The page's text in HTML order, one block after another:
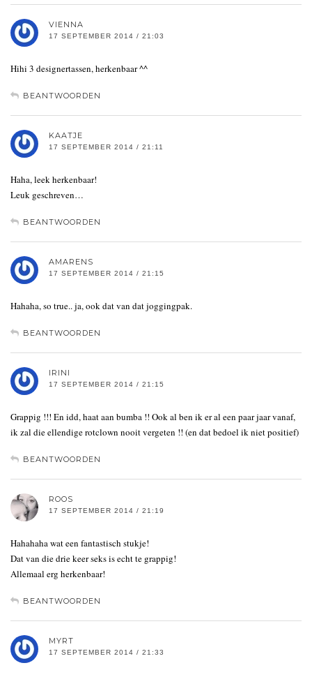
VIENNA
17 SEPTEMBER 2014 / 21:03
Hihi 3 designertassen, herkenbaar ^^
BEANTWOORDEN
KAATJE
17 SEPTEMBER 2014 / 21:11
Haha, leek herkenbaar!
Leuk geschreven…
BEANTWOORDEN
AMARENS
17 SEPTEMBER 2014 / 21:15
Hahaha, so true.. ja, ook dat van dat joggingpak.
BEANTWOORDEN
IRINI
17 SEPTEMBER 2014 / 21:15
Grappig !!! En idd, haat aan bumba !! Ook al ben ik er al een paar jaar vanaf,
ik zal die ellendige rotclown nooit vergeten !! (en dat bedoel ik niet positief)
BEANTWOORDEN
ROOS
17 SEPTEMBER 2014 / 21:19
Hahahaha wat een fantastisch stukje!
Dat van die drie keer seks is echt te grappig!
Allemaal erg herkenbaar!
BEANTWOORDEN
MYRT
17 SEPTEMBER 2014 / 21:33